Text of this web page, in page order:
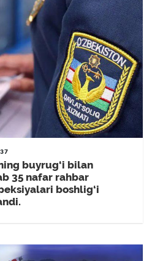
buyrug‘i bilan
35 nafar rahbar
boshlig‘i